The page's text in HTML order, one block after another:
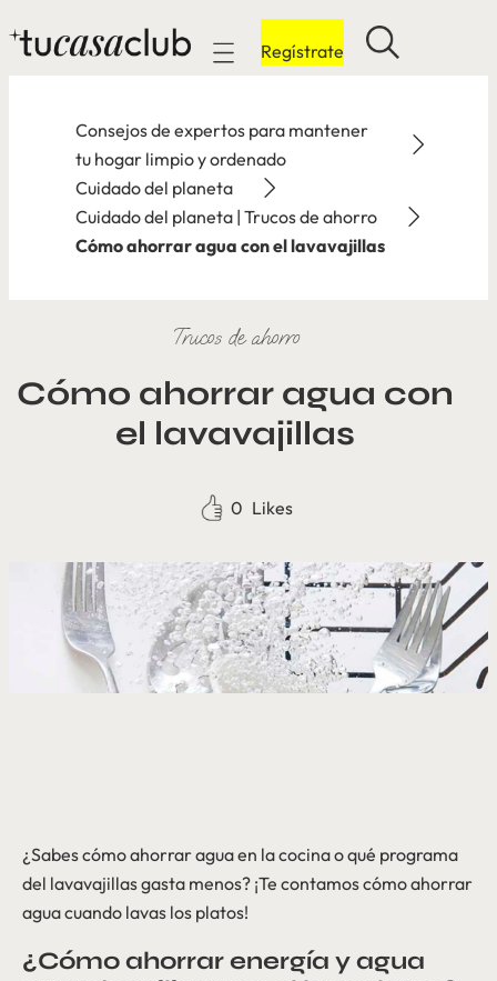
Mobile navigation
Regístrate
Consejos de expertos para mantener
tu hogar limpio y ordenado
Cuidado del planeta
Cuidado del planeta | Trucos de ahorro
Cómo ahorrar agua con el lavavajillas
Trucos de ahorro
Cómo ahorrar agua con
el lavavajillas
0 Likes
¿Sabes cómo ahorrar agua en la cocina o qué programa
del lavavajillas gasta menos? ¡Te contamos cómo ahorrar
agua cuando lavas los platos!
¿Cómo ahorrar energía y agua